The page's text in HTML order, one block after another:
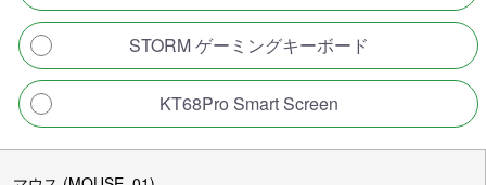
STORM ゲーミングキーボード
KT68Pro Smart Screen